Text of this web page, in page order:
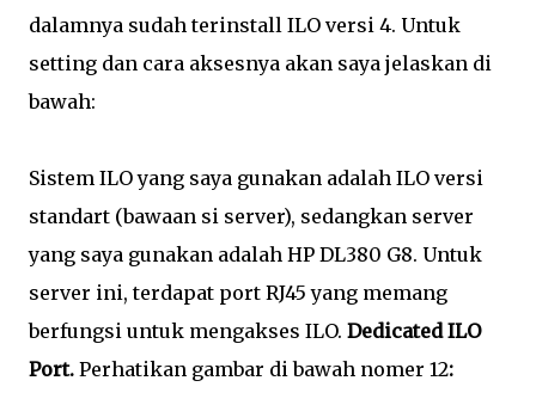
dalamnya sudah terinstall ILO versi 4. Untuk
setting dan cara aksesnya akan saya jelaskan di
bawah:
Sistem ILO yang saya gunakan adalah ILO versi
standart (bawaan si server), sedangkan server
yang saya gunakan adalah HP DL380 G8. Untuk
server ini, terdapat port RJ45 yang memang
berfungsi untuk mengakses ILO. Dedicated ILO
Port. Perhatikan gambar di bawah nomer 12: